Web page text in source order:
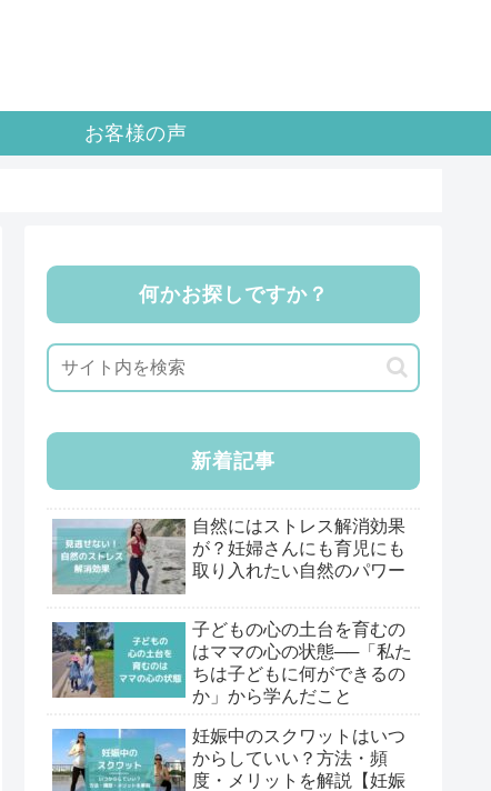
お客様の声
何かお探しですか？
新着記事
自然にはストレス解消効果
が？妊婦さんにも育児にも
取り入れたい自然のパワー
子どもの心の土台を育むの
はママの心の状態──「私た
ちは子どもに何ができるの
か」から学んだこと
妊娠中のスクワットはいつ
からしていい？方法・頻
度・メリットを解説【妊娠